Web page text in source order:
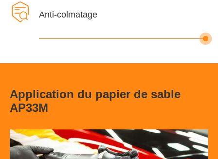
 Anti-colmatage
Application du papier de sable
AP33M